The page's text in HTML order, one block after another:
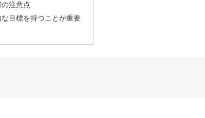
注意点
目標を持つことが重要